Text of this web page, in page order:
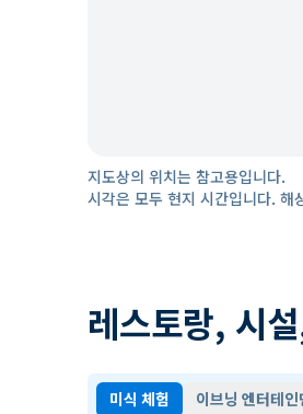
지도상의 위치는 참고용입니다.
시각은 모두 현지 시간입니다. 해
레스토랑, 시
미식 체험 이브닝 엔터테인